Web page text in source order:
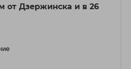
от Дзержинска и в 26